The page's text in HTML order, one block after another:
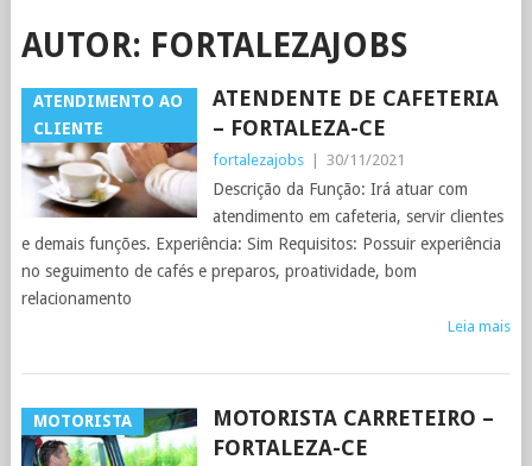
AUTOR: FORTALEZAJOBS
ATENDIMENTO AO
CLIENTE
ATENDENTE DE CAFETERIA
– FORTALEZA-CE
fortalezajobs 30/11/2021
Descrição da Função: Irá atuar com
atendimento em cafeteria, servir clientes
e demais funções. Experiência: Sim Requisitos: Possuir experiência
no seguimento de cafés e preparos, proatividade, bom
relacionamento
Leia mais
MOTORISTA
MOTORISTA CARRETEIRO –
FORTALEZA-CE